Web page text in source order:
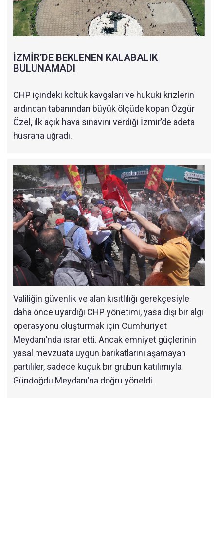
İZMİR’DE BEKLENEN KALABALIK
BULUNAMADI
CHP içindeki koltuk kavgaları ve hukuki krizlerin
ardından tabanından büyük ölçüde kopan Özgür
Özel, ilk açık hava sınavını verdiği İzmir’de adeta
hüsrana uğradı.
Valiliğin güvenlik ve alan kısıtlılığı gerekçesiyle
daha önce uyardığı CHP yönetimi, yasa dışı bir algı
operasyonu oluşturmak için Cumhuriyet
Meydanı’nda ısrar etti. Ancak emniyet güçlerinin
yasal mevzuata uygun barikatlarını aşamayan
partililer, sadece küçük bir grubun katılımıyla
Gündoğdu Meydanı’na doğru yöneldi.